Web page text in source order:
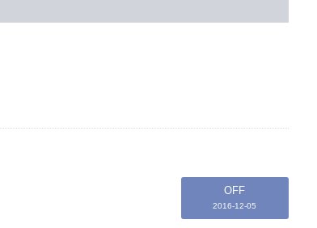
OFF
2016-12-05